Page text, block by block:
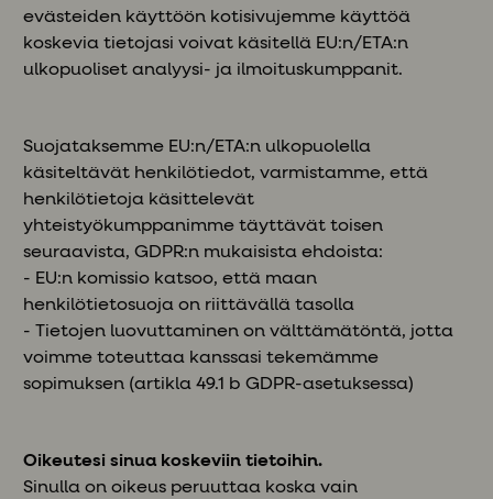
evästeiden käyttöön kotisivujemme käyttöä
koskevia tietojasi voivat käsitellä EU:n/ETA:n
ulkopuoliset analyysi- ja ilmoituskumppanit.
Suojataksemme EU:n/ETA:n ulkopuolella
käsiteltävät henkilötiedot, varmistamme, että
henkilötietoja käsittelevät
yhteistyökumppanimme täyttävät toisen
seuraavista, GDPR:n mukaisista ehdoista:
- EU:n komissio katsoo, että maan
henkilötietosuoja on riittävällä tasolla
- Tietojen luovuttaminen on välttämätöntä, jotta
voimme toteuttaa kanssasi tekemämme
sopimuksen (artikla 49.1 b GDPR-asetuksessa)
Oikeutesi sinua koskeviin tietoihin.
Sinulla on oikeus peruuttaa koska vain